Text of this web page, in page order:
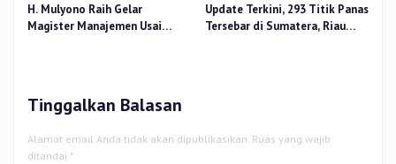
H. Mulyono Raih Gelar
Magister Manajemen Usai
Update Terkini, 293 Titik Panas
Tersebar di Sumatera, Riau
Tinggalkan Balasan
Alamat email Anda tidak akan dipublikasikan. Ruas yang wajib
ditandai *